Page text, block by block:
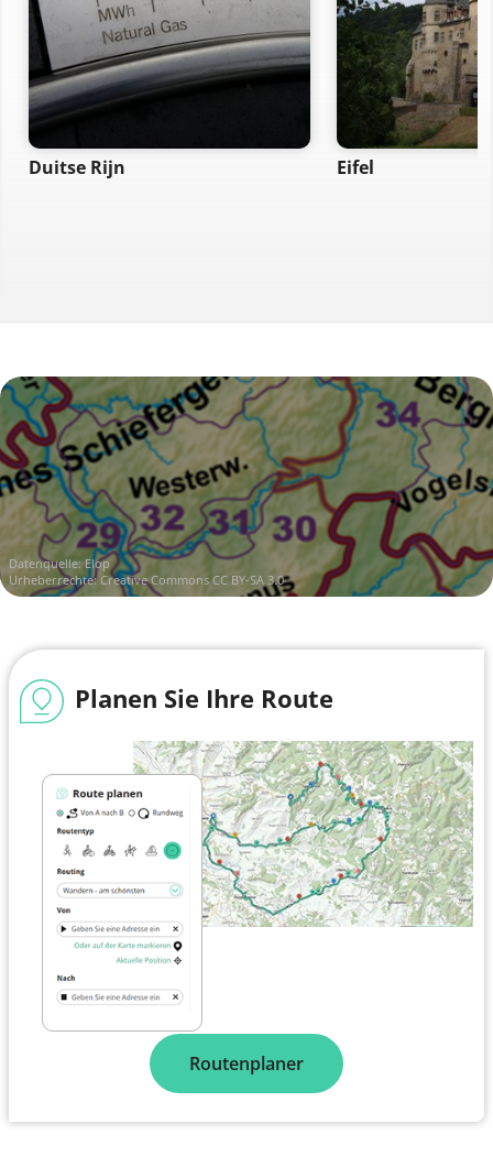
Duitse Rijn Eifel
Datenquelle:Elop
Urheberrechte: Creative Commons CC BY-SA 3.0
Planen Sie Ihre Route
Routenplaner